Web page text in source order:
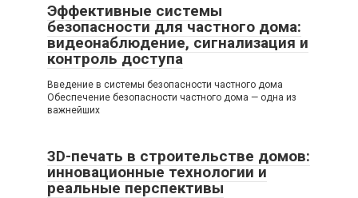
Эффективные системы
безопасности для частного дома:
видеонаблюдение, сигнализация и
контроль доступа
Введение в системы безопасности частного дома
Обеспечение безопасности частного дома — одна из
важнейших
3D-печать в строительстве домов:
инновационные технологии и
реальные перспективы